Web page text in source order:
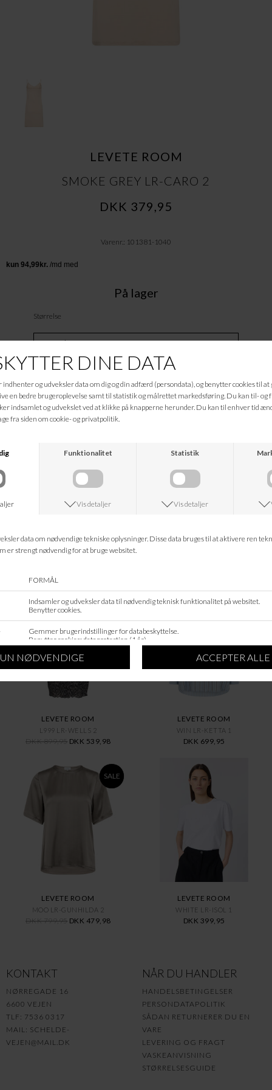
LEVETE ROOM
SMOKE GREY LR-CARO 2
DKK 379,95
Varenr.: 101381-1040
På lager
Størrelse
Tilføj til Ønskeskyen
90%
Hvad koster fragten?
Returret?
Leveringstid?
SALE
LEVETE ROOM
L999 LR-WELLS 2
DKK 899,95 DKK 539,98
LEVETE ROOM
WIN LR-KETTA 1
DKK 699,95
SALE
LEVETE ROOM
MOO LR-GUNHILDA 2
DKK 799,95 DKK 479,98
LEVETE ROOM
WHITE LR-ISOL 1
DKK 399,95
KONTAKT
NØRREGADE 16
6600 VEJEN
TLF: 7536 0317
MAIL: SCHELDE-
VEJEN@MAIL.DK
NÅR DU HANDLER
HANDELSBETINGELSER
PERSONDATAPOLITIK
SÅDAN RETURNERER DU EN
VARE
LEVERING OG FRAGT
VASKEANVISNING
STØRRELSESGUIDE